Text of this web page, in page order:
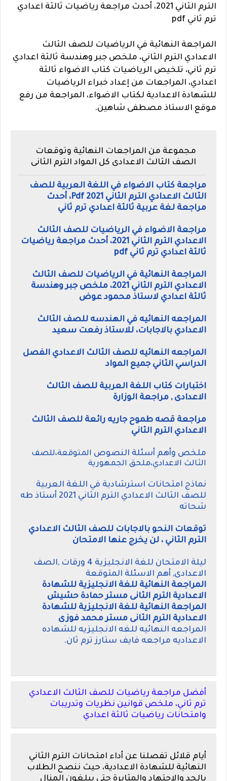
الترم الثاني 2021، أحدث مراجعة رياضيات ثالثة اعدادي
ترم ثاني pdf
المراجعة النهائية في الرياضيات للصف الثالث
الاعدادي الترم الثاني، ملخص جبر وهندسة ثالثة اعدادي
ترم ثاني، تلخيص الرياضيات كتاب الاضواء ثالثة
اعدادي، المراجعات من إعداد خبراء الرياضيات
للشهادة الاعدادية لكتاب الاضواء، المراجعة من رفع
موقع الاستاذ مصطفى شاهين.
مجموعة من المراجعات النهائية وتوقعات
الصف الثالث الاعدادى كل المواد الترم الثانى
مراجعة كتاب الاضواء في اللغة العربية للصف
الثالث الاعدادي الترم الثاني Pdf 2021، أحدث
مراجعة لغة عربية ثالثة اعدادي ترم ثاني
مراجعة الاضواء في الرياضيات للصف الثالث
الاعدادي الترم الثاني 2021، أحدث مراجعة رياضيات
ثالثة اعدادي ترم ثاني pdf
المراجعة النهائية في الرياضيات للصف الثالث
الاعدادي الترم الثاني 2021، ملخص جبر وهندسة
ثالثة اعدادي لاستاذ محمود عوض
المراجعه النهائيه في الهندسه للصف الثالث
الاعدادي بالاجابات، للاستاذ رفعت سعيد
المراجعه النهائيه للصف الثالث الاعدادي الفصل
الدراسي الثاني جميع المواد
اختبارات كتاب اللغة العربية للصف الثالث
الاعدادى , مراجعة الوزارة
مراجعة قصه طموح جاريه رائعة للصف الثالث
الاعدادي الترم الثاني
ملخص وأهم أسئلة النصوص المتوقعة،للصف
الثالث الاعدادي،ملحق الجمهورية
نماذج امتحانات استرشادية في اللغة العربية
للصف الثالث الاعدادي الترم الثاني 2021 أستاذ طه
شحاته
توقعات النحو بالاجابات للصف الثالث الاعدادي
الترم الثاني ، لن يخرج عنها الامتحان
ليلة الامتحان للغة الانجليزية 4 ورقات ,الصف
الاعدادى, أهم الاسئلة المتوقعة
المراجعة النهائية للغة الانجليزية للشهادة
الاعدادية الترم الثانى مستر حمادة حشيش
المراجعة النهائية للغة الانجليزية للشهادة
الاعدادية الترم الثانى مستر محمد فوزى
المراجعه النهائيه للغه الانجليزيه للشهاده
الاعداديه مراجعه فايف ستارز ترم ثان.
أفضل مراجعة رياضيات للصف الثالث الاعدادي
ترم ثاني، ملخص قوانين نظريات وتدريبات
وامتحانات رياضيات ثالثة اعدادي
أيام قلائل تفصلنا عن أداء امتحانات الترم الثاني
النهائية للشهادة الاعدادية، حيث ننصح الطلاب
بالجد والاجتهاد والمثابرة حتى يبلغون المنال